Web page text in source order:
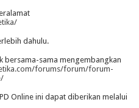
dahulu.
bersama-sama mengembangkan
forums/forum/forum-
Online ini dapat diberikan melalui